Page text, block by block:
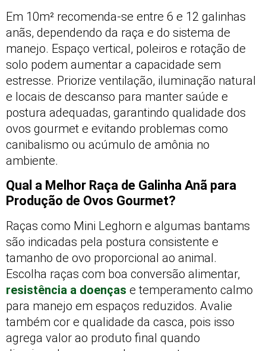
Em 10m² recomenda-se entre 6 e 12 galinhas
anãs, dependendo da raça e do sistema de
manejo. Espaço vertical, poleiros e rotação de
solo podem aumentar a capacidade sem
estresse. Priorize ventilação, iluminação natural
e locais de descanso para manter saúde e
postura adequadas, garantindo qualidade dos
ovos gourmet e evitando problemas como
canibalismo ou acúmulo de amônia no
ambiente.
Qual a Melhor Raça de Galinha Anã para
Produção de Ovos Gourmet?
Raças como Mini Leghorn e algumas bantams
são indicadas pela postura consistente e
tamanho de ovo proporcional ao animal.
Escolha raças com boa conversão alimentar,
resistência a doenças e temperamento calmo
para manejo em espaços reduzidos. Avalie
também cor e qualidade da casca, pois isso
agrega valor ao produto final quando